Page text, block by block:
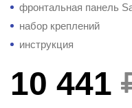
фронтальная панель
набор креплений
инструкция
10 441